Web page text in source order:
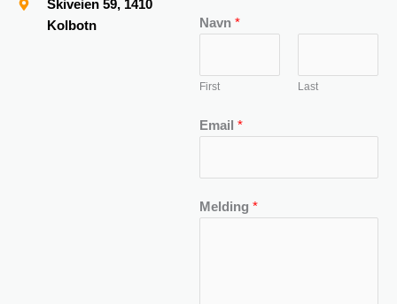
Skiveien 59, 1410
Kolbotn
Navn *
First Last
Email *
Melding *